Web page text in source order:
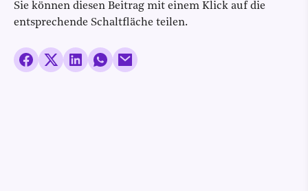
Sie können diesen Beitrag mit einem Klick auf die
entsprechende Schaltfläche teilen.